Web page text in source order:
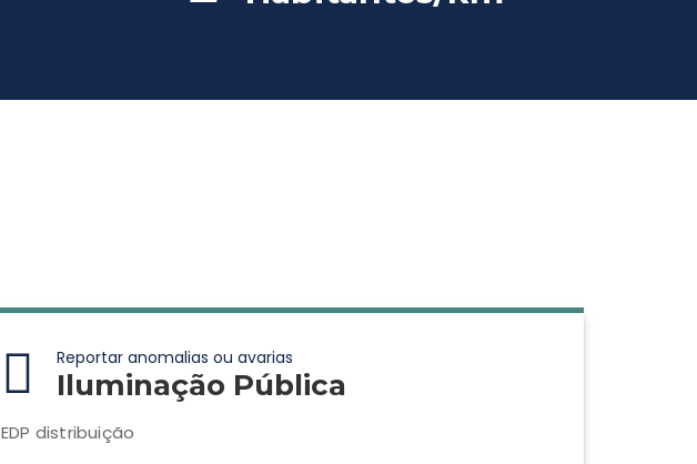
Reportar anomalias ou avarias
Iluminação Pública
EDP distribuição